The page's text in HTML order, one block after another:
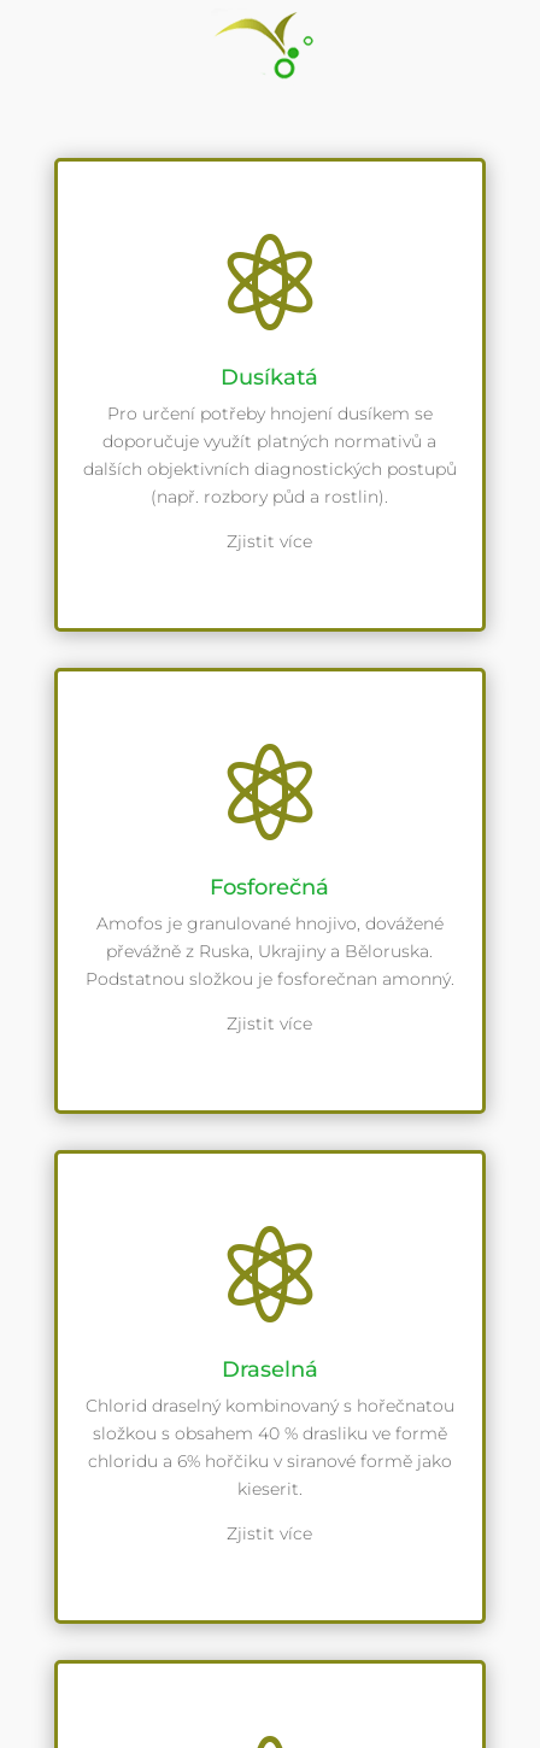

Dusíkatá
Pro určení potřeby hnojení dusíkem se
doporučuje využít platných normativů a
dalších objektivních diagnostických postupů
(např. rozbory půd a rostlin).
Zjistit více

Fosforečná
Amofos je granulované hnojivo, dovážené
převážně z Ruska, Ukrajiny a Běloruska.
Podstatnou složkou je fosforečnan amonný.
Zjistit více

Draselná
Chlorid draselný kombinovaný s hořečnatou
složkou s obsahem 40 % drasliku ve formě
chloridu a 6% hořčiku v siranové formě jako
kieserit.
Zjistit více